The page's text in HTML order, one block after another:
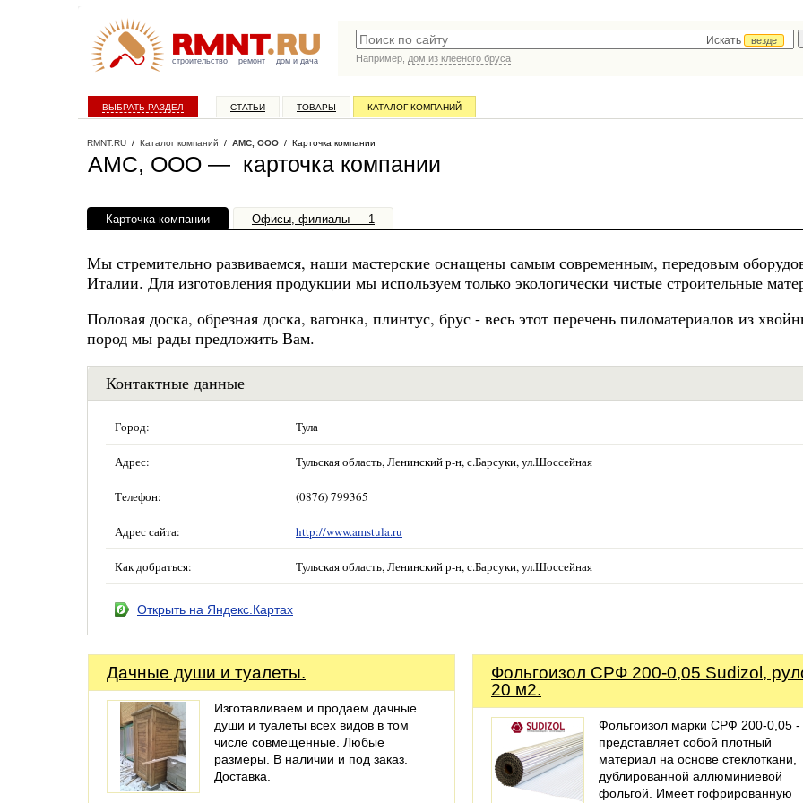
строительство ремонт дом и дача
Искать
везде
Например, дом из клееного бруса
ВЫБРАТЬ РАЗДЕЛ СТАТЬИ ТОВАРЫ КАТАЛОГ КОМПАНИЙ
RMNT.RU / Каталог компаний / АМС, ООО / Карточка компании
АМС, ООО — карточка компании
Карточка компании Офисы, филиалы — 1
Мы стремительно развиваемся, наши мастерские оснащены самым современным, передовым
Италии. Для изготовления продукции мы используем только экологически чистые строительные
Половая доска, обрезная доска, вагонка, плинтус, брус - весь этот перечень пиломатериалов из
пород мы рады предложить Вам.
Контактные данные
Город: Тула
Адрес: Тульская область, Ленинский р-н, с.Барсуки, ул.Шоссейная
Телефон: (0876) 799365
Адрес сайта: http://www.amstula.ru
Как добраться: Тульская область, Ленинский р-н, с.Барсуки, ул.Шоссейная
Открыть на Яндекс.Картах
Дачные души и туалеты.
Изготавливаем и продаем дачные
души и туалеты всех видов в том
числе совмещенные. Любые
размеры. В наличии и под заказ.
Доставка.
Фольгоизол СРФ 200-0,05 Sudizol,
20 м2.
Фольгоизол марки СРФ 200-0,05 -
представляет собой плотный
материал на основе стеклоткани,
дублированной аллюминиевой
фольгой. Имеет гофрированную